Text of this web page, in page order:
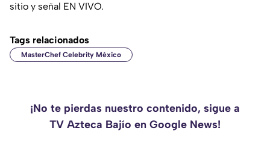
sitio y señal EN VIVO.
Tags relacionados
MasterChef Celebrity México
¡No te pierdas nuestro contenido, sigue a
TV Azteca Bajío en Google News!